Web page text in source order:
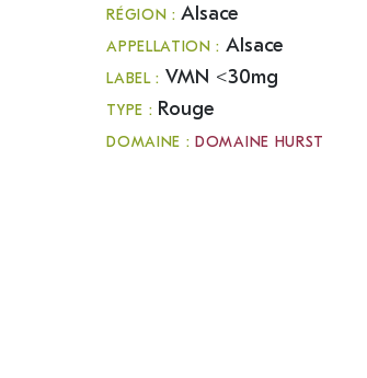
RÉGION :Alsace
APPELLATION : Alsace
LABEL : VMN <30mg
TYPE : Rouge
DOMAINE :DOMAINE HURST